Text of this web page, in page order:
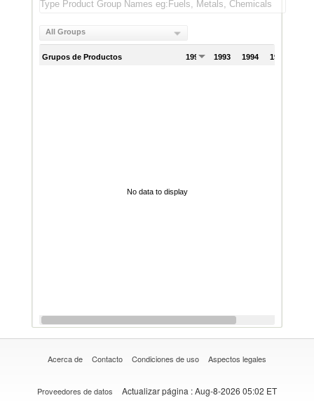
All Groups
Grupos de Productos 1992 1993 1994 1995
No data to display
Acerca de Contacto Condiciones de uso Aspectos legales
Proveedores de datos Actualizar página : Aug-8-2026 05:02 ET